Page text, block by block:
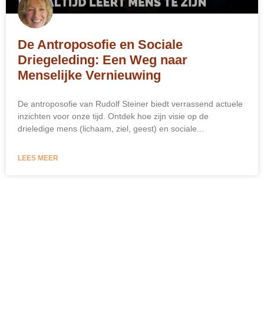
De Antroposofie en Sociale
Driegeleding: Een Weg naar
Menselijke Vernieuwing
De antroposofie van Rudolf Steiner biedt verrassend actuele
inzichten voor onze tijd. Ontdek hoe zijn visie op de
drieledige mens (lichaam, ziel, geest) en sociale...
LEES MEER